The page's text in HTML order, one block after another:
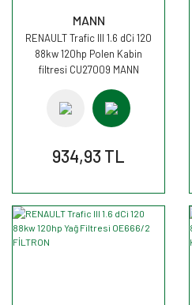
MANN
RENAULT Trafic III 1.6 dCi 120
88kw 120hp Polen Kabin
filtresi CU27009 MANN
934,93 TL